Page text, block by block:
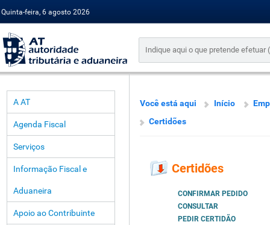
Quinta-feira, 6 agosto 2026
A AT
Agenda Fiscal
Serviços
Informação Fiscal e
Aduaneira
Apoio ao Contribuinte
Você está aqui Início
Certidões
Certidões
CONFIRMAR PEDIDO
CONSULTAR
PEDIR CERTIDÃO